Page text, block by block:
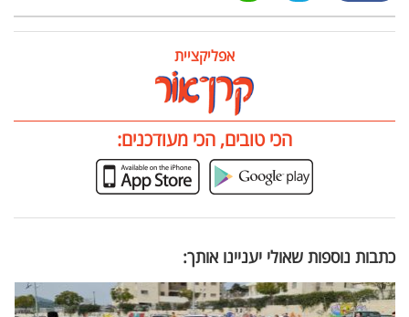
אפליקציית
הכי טובים, הכי מעודכנים:
כתבות נוספות שאולי יעניינו אותך: